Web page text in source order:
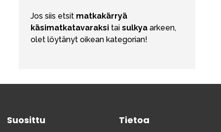
Jos siis etsit matkakärryä
käsimatkatavaraksi tai sulkya arkeen,
olet löytänyt oikean kategorian!
Suosittu Tietoa